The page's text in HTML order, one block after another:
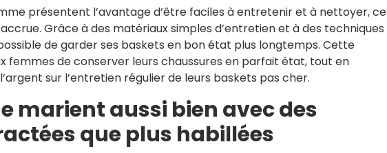
présentent l’avantage d’être faciles à entretenir et à nettoyer, ce
Grâce à des matériaux simples d’entretien et à des techniques
de garder ses baskets en bon état plus longtemps. Cette
femmes de conserver leurs chaussures en parfait état, tout en
sur l’entretien régulier de leurs baskets pas cher.
marient aussi bien avec des
que plus habillées